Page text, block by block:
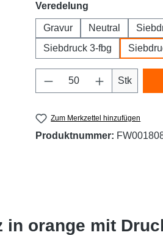
Veredelung
Gravur Neutral
Siebdruck 3-fbg
Produkt Anzahl:
Stk
Zum Merkzettel hinzufügen
Produktnummer:
orange mit